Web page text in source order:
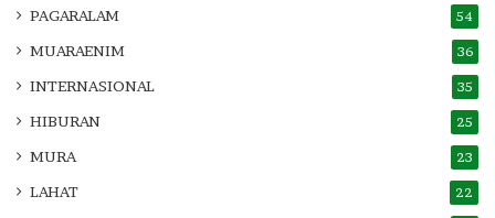
PAGARALAM 54
MUARAENIM 36
INTERNASIONAL 35
HIBURAN 25
MURA 23
LAHAT 22